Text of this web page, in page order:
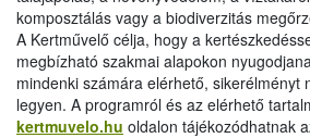
komposztálás vagy a biodiverzitás
A Kertművelő célja, hogy a
megbízható szakmai alapokon
mindenki számára elérhető, sikerélményt
legyen. A programról és az elérhető
kertmuvelo.hu oldalon tájékozódhatnak